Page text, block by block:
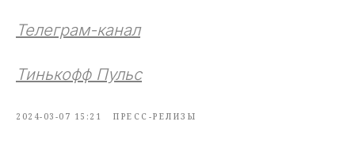
Телеграм-канал
Тинькофф Пульс
2024-03-07 15:21 ПРЕСС-РЕЛИЗЫ